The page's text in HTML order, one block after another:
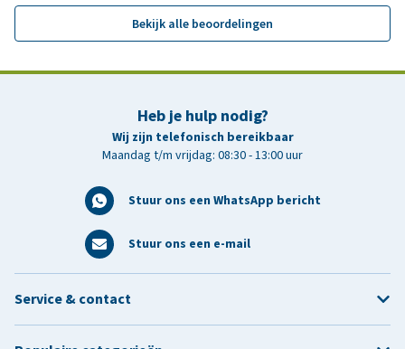
Bekijk alle beoordelingen
Heb je hulp nodig?
Wij zijn telefonisch bereikbaar
Maandag t/m vrijdag: 08:30 - 13:00 uur
Stuur ons een WhatsApp bericht
Stuur ons een e-mail
Service & contact